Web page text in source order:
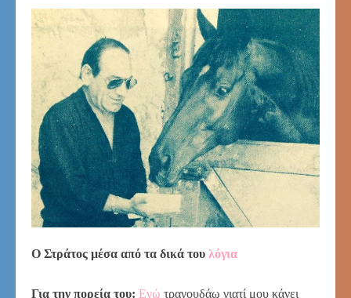
Ο Στράτος μέσα από τα δικά του λόγια
Για την πορεία του: Εγώ τραγουδάω γιατί μου κάνει